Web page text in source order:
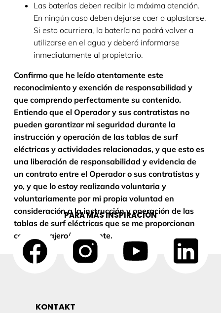
Las baterías deben recibir la máxima atención.
En ningún caso deben dejarse caer o aplastarse.
Si esto ocurriera, la batería no podrá volver a
utilizarse en el agua y deberá informarse
inmediatamente al propietario.
Confirmo que he leído atentamente este
reconocimiento y exención de responsabilidad y
que comprendo perfectamente su contenido.
Entiendo que el Operador y sus contratistas no
pueden garantizar mi seguridad durante la
instrucción y operación de las tablas de surf
eléctricas y actividades relacionadas, y que esto es
una liberación de responsabilidad y evidencia de
un contrato entre el Operador o sus contratistas y
yo, y que lo estoy realizando voluntaria y
voluntariamente por mi propia voluntad en
consideración a la instrucción y operación de las
tablas de surf eléctricas que se me proporcionan
como pasajero/estudiante.
PARA MÁS INSPIRACIÓN
KONTAKT